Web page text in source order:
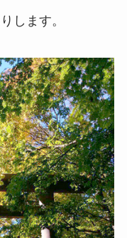
します。